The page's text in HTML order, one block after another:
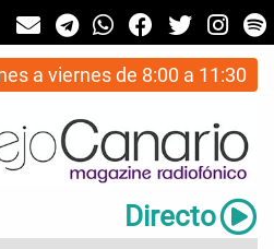
a viernes de 8:00 a 11:30
Directo